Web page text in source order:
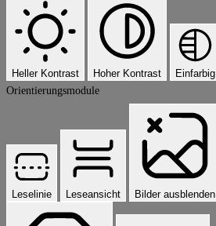
Heller Kontrast Hoher Kontrast
Einfarbig
Orientierungsmodule
Leselinie Leseansicht Bilder ausblenden